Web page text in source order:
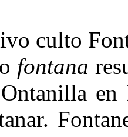
culto
fontana
en